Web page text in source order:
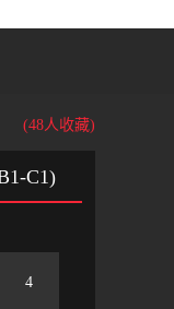
(48人收藏)
C1)
4